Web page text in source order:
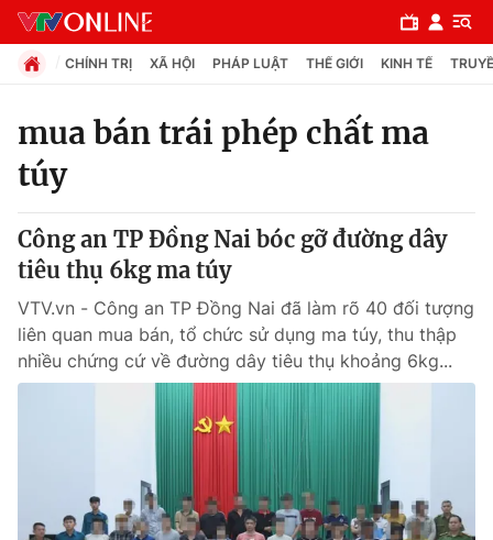
Chuyên mục
Chính trị
Xã hội
Pháp luật
Tin tức
CHÍNH TRỊ XÃ HỘI PHÁP LUẬT THẾ GIỚI KINH TẾ
mua bán trái phép chất ma
túy
Công an TP Đồng Nai bóc gỡ đường dây
tiêu thụ 6kg ma túy
VTV.vn - Công an TP Đồng Nai đã làm rõ 40 đối tượng
liên quan mua bán, tổ chức sử dụng ma túy, thu thập
nhiều chứng cứ về đường dây tiêu thụ khoảng 6kg...